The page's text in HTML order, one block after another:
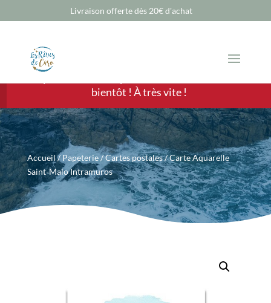
Livraison offerte dès 20€ d'achat
Chère Cliente, cher Client, les ventes sont
bientôt ! À très vite !
Accueil/Papeterie/Cartes postales/ Carte Aquarelle
Saint-Malo Intramuros